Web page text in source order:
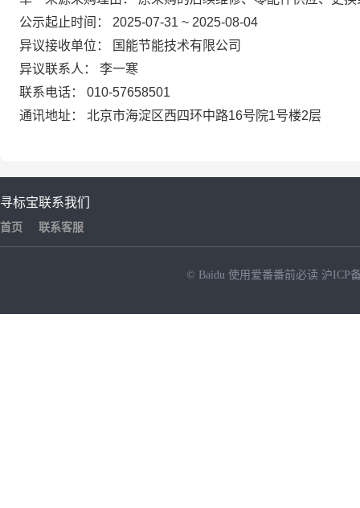
公示起止时间：
2025-07-31 ~ 2025-08-04
异议接收单位：
国能节能技术有限公司
异议联系人：
李一寒
联系电话：
010-57658501
通讯地址：
北京市海淀区西四环中路16号院1号楼2层
寻标宝
首页
联系我们
联系客服
© Baidu 使用爱番番前必读 沪ICP